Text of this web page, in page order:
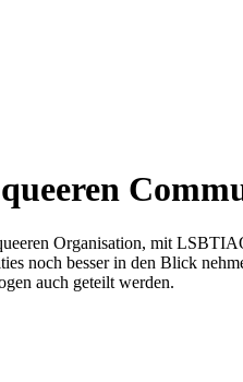
Organisation, mit
besser in den Blick
auch geteilt werden.